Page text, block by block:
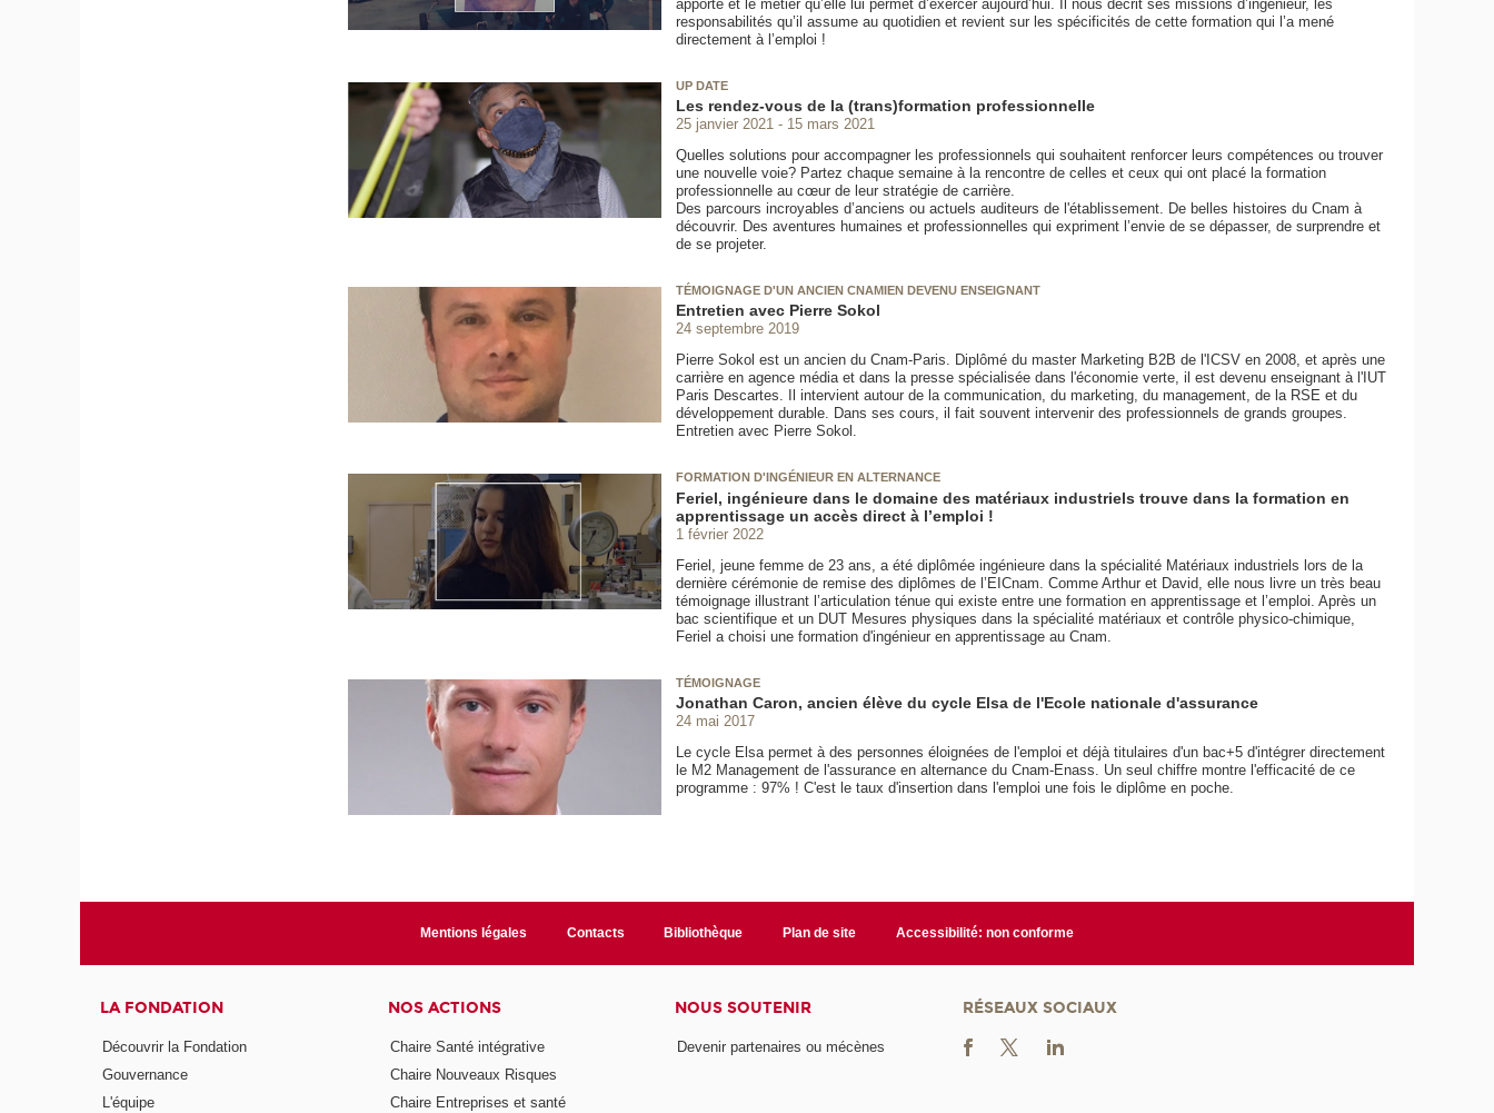
apporté et le métier qu’elle lui permet d’exercer aujourd’hui. Il nous décrit ses missions d’ingénieur, les
responsabilités qu’il assume au quotidien et revient sur les spécificités de cette formation qui l’a mené
directement à l’emploi !
UP DATE
Les rendez-vous de la (trans)formation professionnelle
25 janvier 2021
15 mars 2021
Quelles solutions pour accompagner les professionnels qui souhaitent renforcer leurs compétences ou trouver
une nouvelle voie? Partez chaque semaine à la rencontre de celles et ceux qui ont placé la formation
professionnelle au cœur de leur stratégie de carrière.
Des parcours incroyables d’anciens ou actuels auditeurs de l'établissement. De belles histoires du Cnam à
découvrir. Des aventures humaines et professionnelles qui expriment l’envie de se dépasser, de surprendre et
de se projeter.
TÉMOIGNAGE D'UN ANCIEN CNAMIEN DEVENU ENSEIGNANT
Entretien avec Pierre Sokol
24 septembre 2019
Pierre Sokol est un ancien du Cnam-Paris. Diplômé du master Marketing B2B de l'ICSV en 2008, et après une
carrière en agence média et dans la presse spécialisée dans l'économie verte, il est devenu enseignant à l'IUT
Paris Descartes. Il intervient autour de la communication, du marketing, du management, de la RSE et du
développement durable. Dans ses cours, il fait souvent intervenir des professionnels de grands groupes.
Entretien avec Pierre Sokol.
FORMATION D'INGÉNIEUR EN ALTERNANCE
Feriel, ingénieure dans le domaine des matériaux industriels trouve dans la formation en
apprentissage un accès direct à l’emploi !
1 février 2022
Feriel, jeune femme de 23 ans, a été diplômée ingénieure dans la spécialité Matériaux industriels lors de la
dernière cérémonie de remise des diplômes de l’EICnam. Comme Arthur et David, elle nous livre un très beau
témoignage illustrant l’articulation ténue qui existe entre une formation en apprentissage et l’emploi. Après un
bac scientifique et un DUT Mesures physiques dans la spécialité matériaux et contrôle physico-chimique,
Feriel a choisi une formation d'ingénieur en apprentissage au Cnam.
TÉMOIGNAGE
Jonathan Caron, ancien élève du cycle Elsa de l'Ecole nationale d'assurance
24 mai 2017
Le cycle Elsa permet à des personnes éloignées de l'emploi et déjà titulaires d'un bac+5 d'intégrer directement
le M2 Management de l'assurance en alternance du Cnam-Enass. Un seul chiffre montre l'efficacité de ce
programme : 97% ! C'est le taux d'insertion dans l'emploi une fois le diplôme en poche.
Mentions légales Contacts Bibliothèque Plan de site Accessibilité: non conforme
LA FONDATION
Découvrir la Fondation
Gouvernance
L'équipe
NOS ACTIONS
Chaire Santé intégrative
Chaire Nouveaux Risques
Chaire Entreprises et santé
NOUS SOUTENIR
Devenir partenaires ou mécènes
RÉSEAUX SOCIAUX